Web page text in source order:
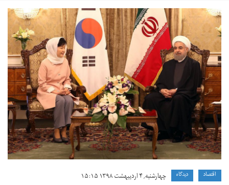
سفر
رییس
جمهوری
کره
جنوبی
به
ایران
در
سال
۹۵
اقتصاد دیدگاه چهارشنبه, ۴ اردیبهشت ۱۳۹۸ ۱۵:۱۵